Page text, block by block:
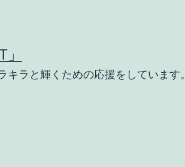
ラと輝くための応援をしています。